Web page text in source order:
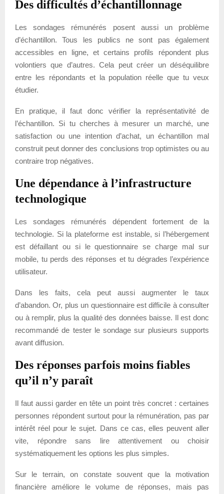
Des difficultés d’échantillonnage
Les sondages rémunérés posent aussi un problème
d’échantillon. Tous les publics ne sont pas également
accessibles en ligne, et certains profils répondent plus
volontiers que d’autres. Cela peut créer un déséquilibre
entre les répondants et la population réelle que tu veux
étudier.
En pratique, il faut donc vérifier la représentativité de
l’échantillon. Si tu cherches à mesurer un marché, une
satisfaction ou une intention d’achat, un échantillon mal
construit peut donner des conclusions trop optimistes ou au
contraire trop négatives.
Une dépendance à l’infrastructure
technologique
Les sondages rémunérés dépendent fortement de la
technologie. Si la plateforme est instable, si l’hébergement
est défaillant ou si le questionnaire se charge mal sur
mobile, tu perds des réponses et tu dégrades l’expérience
utilisateur.
Dans les faits, cela peut aussi augmenter le taux
d’abandon. Or, plus un questionnaire est difficile à consulter
ou à remplir, plus la qualité des données baisse. Il est donc
recommandé de tester le sondage sur plusieurs supports
avant diffusion.
Des réponses parfois moins fiables
qu’il n’y paraît
Il faut aussi garder en tête un point très concret : certaines
personnes répondent surtout pour la rémunération, pas par
intérêt réel pour le sujet. Dans ce cas, elles peuvent aller
vite, répondre sans lire attentivement ou choisir
systématiquement les options les plus simples.
Sur le terrain, on constate souvent que la motivation
financière améliore le volume de réponses, mais pas